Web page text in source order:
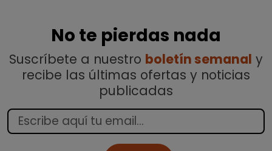
No te pierdas nada
Suscríbete a nuestro boletín semanal y
recibe las últimas ofertas y noticias
publicadas